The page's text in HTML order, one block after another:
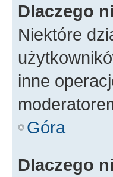
Dlaczego
Niektóre
inne
Góra
Dlaczego